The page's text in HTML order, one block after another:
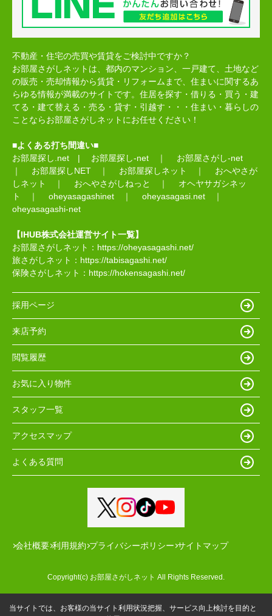
不動産・住宅の売買や賃貸をご検討中ですか？
お部屋さがしネットは、都内のマンション、一戸建て、土地など
の販売・売却情報から賃貸・リフォームまで、住まいに関するあ
らゆる情報が満載のサイトです。住居を探す・借りる・買う・建
てる・建て替える・売る・貸す・引越す・・・住まい・暮らしの
ことならお部屋さがしネットにお任せください！
■よくある打ち間違い■
お部屋探し.net | お部屋探し-net ｜ お部屋さがし-net
｜ お部屋探しNET ｜ お部屋探しネット ｜ おへやさが
しネット
｜ おへやさがしねっと ｜ オヘヤサガシネッ
ト
｜ oheyasagashinet ｜ oheyasagasi.net ｜
oheyasagashi-net
【IHUB株式会社運営サイト一覧】
お部屋さがしネット： https://oheyasagashi.net/
旅さがしネット： https://tabisagashi.net/
保険さがしネット： https://hokensagashi.net/
採用ページ
来店予約
閲覧履歴
お気に入り物件
スタッフ一覧
アクセスマップ
よくある質問
会社概要 利用規約 プライバシーポリシー サイトマップ
Copyright(c) お部屋さがしネット All Rights Reserved.
当サイトでは、お客様の当サイト利用状況把握、サービス向上検討を目的と